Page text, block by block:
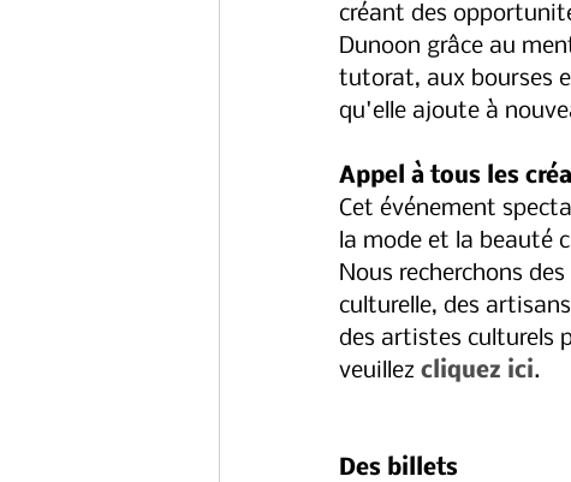
créant des
Dunoon grâce au
tutorat, aux bourses
qu'elle ajoute à
Appel à tous les
Cet événement
la mode et la beauté
Nous recherchons
culturelle, des
des artistes culturels
veuillez cliquez ici.
Des billets